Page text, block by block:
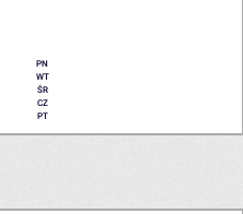
PN
WT
ŚR
CZ
PT